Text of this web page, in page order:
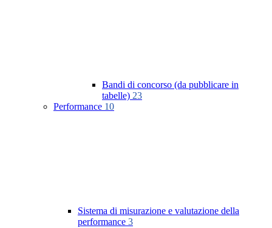
Bandi di concorso (da pubblicare in
tabelle) 23
Performance 10
Sistema di misurazione e valutazione della
performance 3